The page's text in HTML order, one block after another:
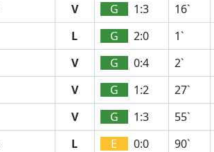
V G 1:3
16`
L G 2:0
1`
V G 0:4
2`
V G 1:2
27`
V G 1:3
55`
L E 0:0
90`